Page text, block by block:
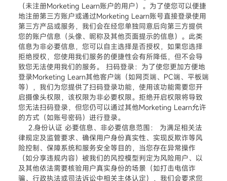
（未注册Morketing Learn账户的用户）。为了使您可以便捷
地注册第三方账户或通过Morketing Learn账号直接登录使用
第三方产品或服务，我们会在经您单独同意后向第三方提供
您的账户信息（头像、昵称及其他页面提示的信息）。此类
信息为非必要信息，您可以自主选择是否授权，如果您选择
拒绝授权，您使用我们服务的便捷性会有所降低，但不会导
致您无法使用我们的服务。 扫码登录：为了使您更加方便地
登录Morketing Learn其他客户端（如网页端、PC端、平板端
等），我们为您提供了扫码登录功能，使用该功能需要您开
启摄像头权限，该权限为非必要权限。拒绝开启权限将导致
您无法扫码登录，但您仍可以通过其他Morketing Learn允许
的方式（如账号密码）进行登录。
2.身份认证 必要信息、非必要信息范围： 为满足相关法
律规定及监管要求、确保用户身份真实性、实现反欺诈等风
险控制、保障系统和服务安全等目的，当您存在异常操作
（如分享违规内容）被我们的风控模型判定为风险用户、以
及其他依法需要核验用户真实身份的场景（如打击电信诈
骗、行政执法或司法诉讼中相关主体认定），我们会要求您